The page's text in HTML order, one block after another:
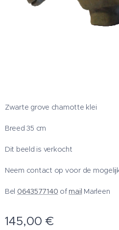
Zwarte grove chamotte klei
Breed 35 cm
Dit beeld is verkocht
Neem contact op voor de
Bel 0643577140 of mail Marleen
145,00 €